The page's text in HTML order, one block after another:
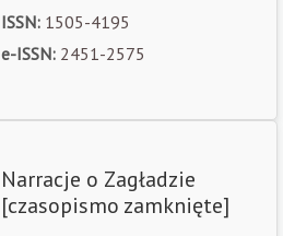
ISSN: 1505-4195
e-ISSN: 2451-2575
Narracje o Zagładzie
[czasopismo zamknięte]